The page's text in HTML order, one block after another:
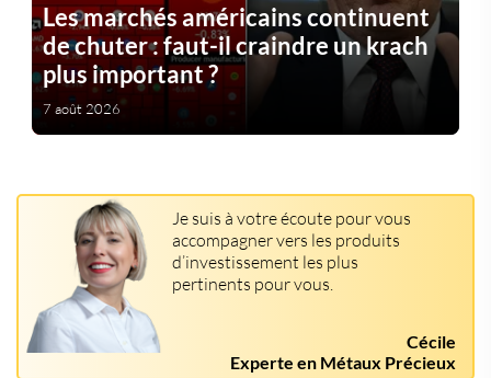
Les marchés américains continuent
de chuter : faut-il craindre un krach
plus important ?
7 août 2026
Je suis à votre écoute pour vous
accompagner vers les produits
d’investissement les plus
pertinents pour vous.
Cécile
Experte en Métaux Précieux